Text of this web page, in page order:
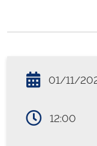
01/11/
12:00